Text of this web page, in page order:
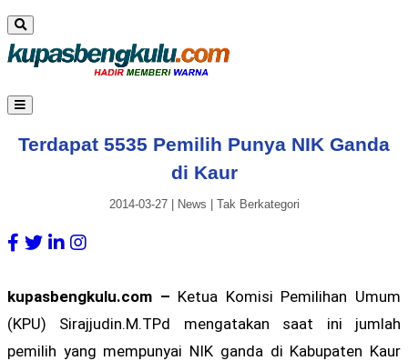
Terdapat 5535 Pemilih Punya NIK Ganda
di Kaur
2014-03-27| News Tak Berkategori
kupasbengkulu.com – Ketua Komisi Pemilihan Umum
(KPU) Sirajjudin.M.TPd mengatakan saat ini jumlah
pemilih yang mempunyai NIK ganda di Kabupaten Kaur